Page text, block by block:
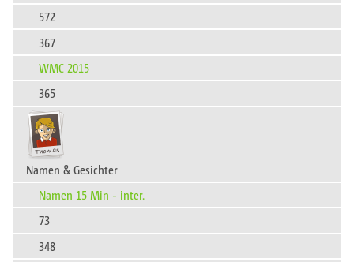
572
367
WMC 2015
365
Namen & Gesichter
Namen 15 Min - inter.
73
348